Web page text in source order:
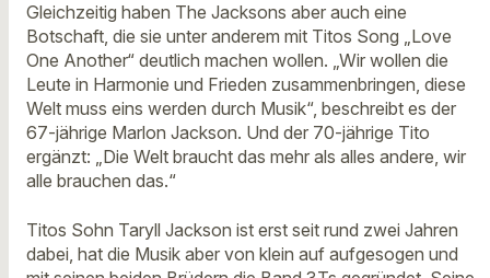
Gleichzeitig haben The Jacksons aber auch eine
Botschaft, die sie unter anderem mit Titos Song „Love
One Another“ deutlich machen wollen. „Wir wollen die
Leute in Harmonie und Frieden zusammenbringen, diese
Welt muss eins werden durch Musik“, beschreibt es der
67-jährige Marlon Jackson. Und der 70-jährige Tito
ergänzt: „Die Welt braucht das mehr als alles andere, wir
alle brauchen das.“
Titos Sohn Taryll Jackson ist erst seit rund zwei Jahren
dabei, hat die Musik aber von klein auf aufgesogen und